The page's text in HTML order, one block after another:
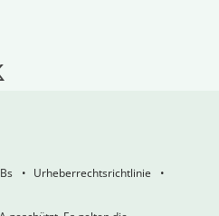
Urheberrechtsrichtlinie